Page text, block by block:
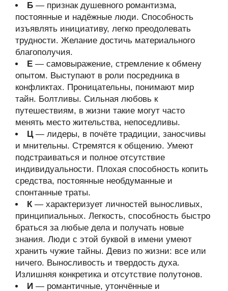
Б — признак душевного романтизма,
постоянные и надёжные люди. Способность
изъявлять инициативу, легко преодолевать
трудности. Желание достичь материального
благополучия.
Е — самовыражение, стремление к обмену
опытом. Выступают в роли посредника в
конфликтах. Проницательны, понимают мир
тайн. Болтливы. Сильная любовь к
путешествиям, в жизни такие могут часто
менять место жительства, непоседливы.
Ц— лидеры, в почёте традиции, заносчивы
и мнительны. Стремятся к общению. Умеют
подстраиваться и полное отсутствие
индивидуальности. Плохая способность копить
средства, постоянные необдуманные и
спонтанные траты.
К— характеризует личностей выносливых,
принципиальных. Легкость, способность быстро
браться за любые дела и получать новые
знания. Люди с этой буквой в имени умеют
хранить чужие тайны. Девиз по жизни: все или
ничего. Выносливость и твердость духа.
Излишняя конкретика и отсутствие полутонов.
И — романтичные, утончённые и